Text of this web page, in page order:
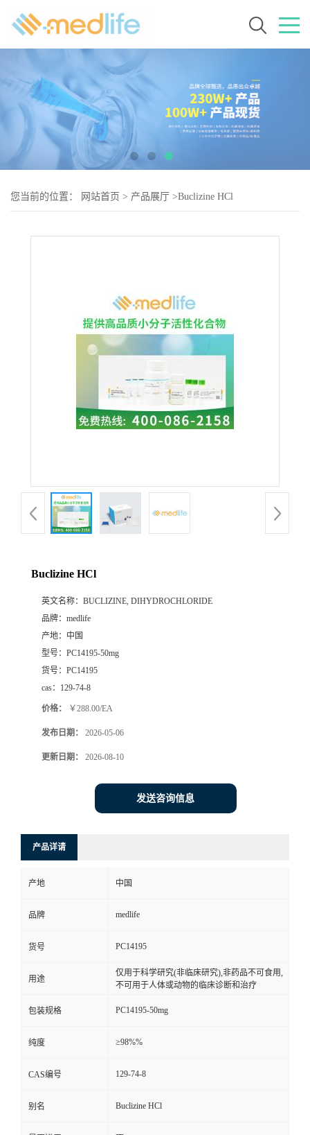
您当前的位置： 网站首页 > 产品展厅 >Buclizine HCl
Buclizine HCl
英文名称： BUCLIZINE, DIHYDROCHLORIDE
品牌： medlife
产地： 中国
型号： PC14195-50mg
货号： PC14195
cas： 129-74-8
价格： ￥288.00/EA
发布日期： 2026-05-06
更新日期： 2026-08-10
发送咨询信息
产品详请
产地 中国
品牌 medlife
货号 PC14195
用途
仅用于科学研究(非临床研究),非药品不可食用,
不可用于人体或动物的临床诊断和治疗
包装规格 PC14195-50mg
纯度 ≥98%%
CAS编号 129-74-8
别名 Buclizine HCl